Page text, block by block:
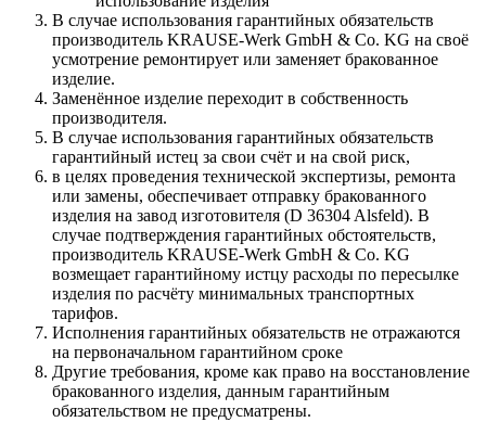
В случае использования гарантийных обязательств
производитель KRAUSE-Werk GmbH & Со. KG на своё
усмотрение ремонтирует или заменяет бракованное
изделие.
Заменённое изделие переходит в собственность
производителя.
В случае использования гарантийных обязательств
гарантийный истец за свои счёт и на свой риск,
в целях проведения технической экспертизы, ремонта
или замены, обеспечивает отправку бракованного
изделия на завод изготовителя (D 36304 Alsfeld). В
случае подтверждения гарантийных обстоятельств,
производитель KRAUSE-Werk GmbH & Со. KG
возмещает гарантийному истцу расходы по пересылке
изделия по расчёту минимальных транспортных
тарифов.
Исполнения гарантийных обязательств не отражаются
на первоначальном гарантийном сроке
Другие требования, кроме как право на восстановление
бракованного изделия, данным гарантийным
обязательством не предусматрены.